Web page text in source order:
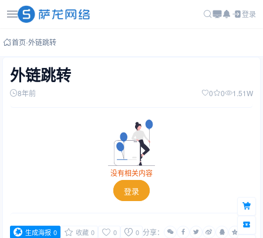
登录
首页-外链跳转
外链跳转
8年前 0 0 1.51W
没有相关内容
登录
生成海报 0 收藏 0 0 0 分享：